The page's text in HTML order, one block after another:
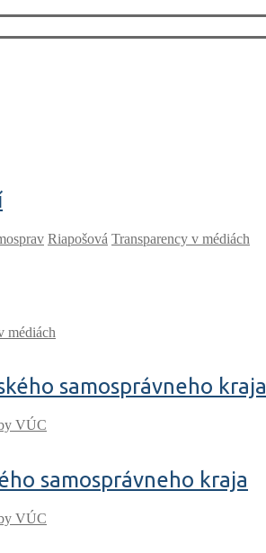
Riapošová Transparency v médiách
médiách
samosprávneho kraja
VÚC
samosprávneho kraja
VÚC